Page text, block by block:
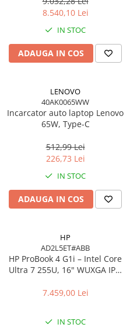
8.540,10 Lei
IN STOC
ADAUGA IN COS
LENOVO
40AK0065WW
Incarcator auto laptop Lenovo
65W, Type-C
512,99 Lei
226,73 Lei
IN STOC
ADAUGA IN COS
HP
AD2L5ET#ABB
HP ProBook 4 G1i – Intel Core
Ultra 7 255U, 16" WUXGA IPS,
FreeDOS, Pike Silver
7.459,00 Lei
IN STOC